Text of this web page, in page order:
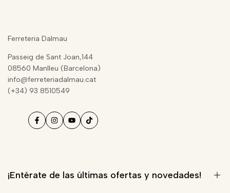
Términos del servicio
Condiciones de contratación
Política de privacidad
Envíos y devoluciones
Política de reembolso
Ferreteria Dalmau
Passeig de Sant Joan,144
08560 Manlleu (Barcelona)
info@ferreteriadalmau.cat
(+34) 93 8510549
¡Entérate de las últimas ofertas y novedades!